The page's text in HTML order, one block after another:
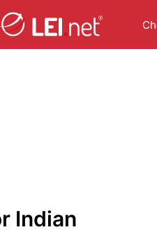
Indian